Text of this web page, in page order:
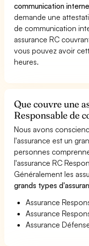
communication
demande une
de communication
assurance RC
vous pouvez avoir
heures.
Que couvre une
Responsable de
Nous avons
l'assurance est un
personnes
l'assurance RC
Généralement les
grands types
Assurance
Assurance
Assurance